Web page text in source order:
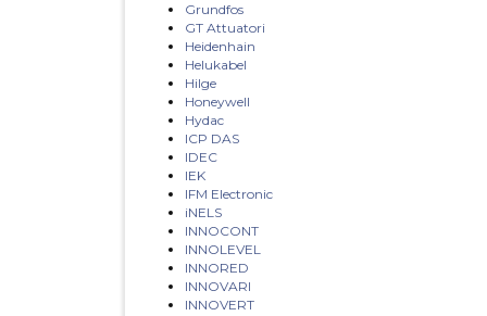
Grundfos
GT Attuatori
Heidenhain
Helukabel
Hilge
Honeywell
Hydac
ICP DAS
IDEC
IEK
IFM Electronic
iNELS
INNOCONT
INNOLEVEL
INNORED
INNOVARI
INNOVERT